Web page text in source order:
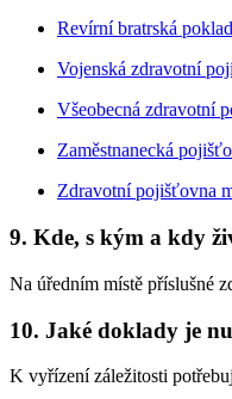
Revírní bratrská
Vojenská zdravotní
Všeobecná zdravotní
Zaměstnanecká
Zdravotní pojišťovna
9. Kde, s kým a kdy
Na úředním místě příslušné
10. Jaké doklady je
K vyřízení záležitosti